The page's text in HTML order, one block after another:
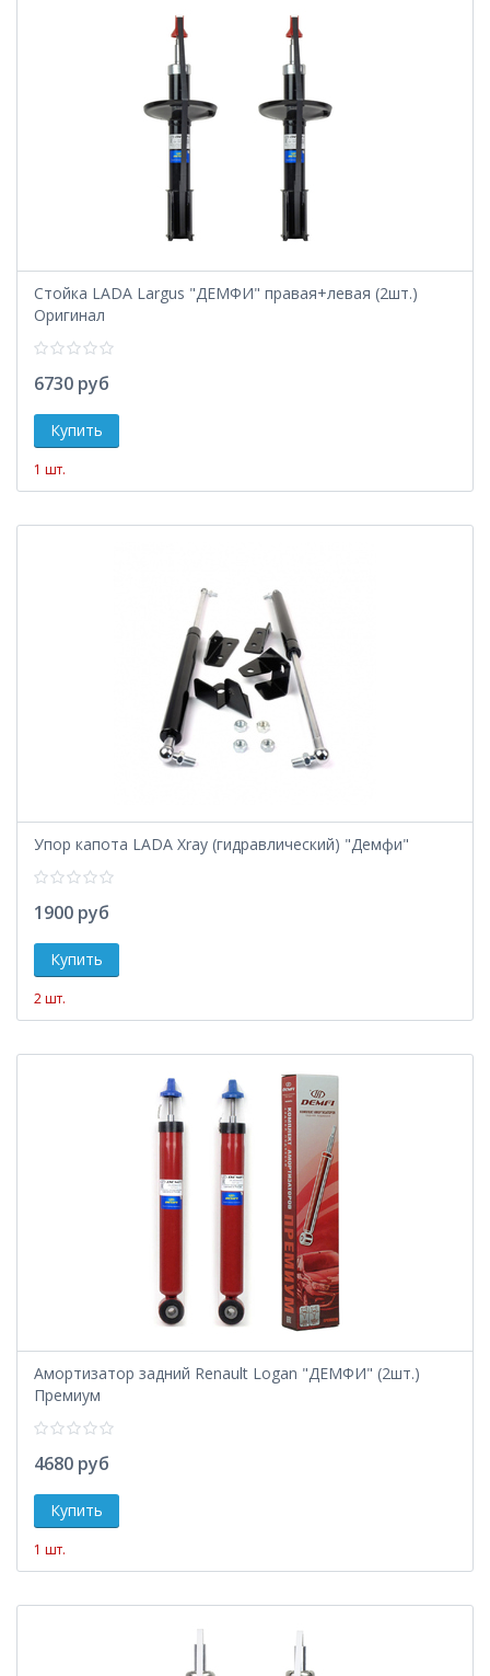
Стойка LADA Largus "ДЕМФИ" правая+левая (2шт.)
Оригинал
6730 руб
1 шт.
Упор капота LADA Xray (гидравлический) "Демфи"
1900 руб
2 шт.
Амортизатор задний Renault Logan "ДЕМФИ" (2шт.)
Премиум
4680 руб
1 шт.